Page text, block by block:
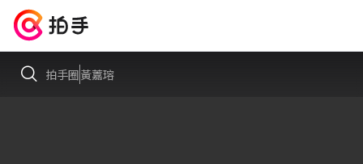
拍手圈黃䕒瑢